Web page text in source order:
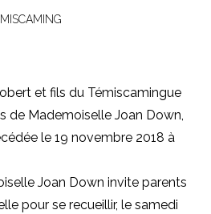
et fils du Témiscamingue
de Mademoiselle Joan Down,
le 19 novembre 2018 à
Joan Down invite parents
pour se recueillir, le samedi